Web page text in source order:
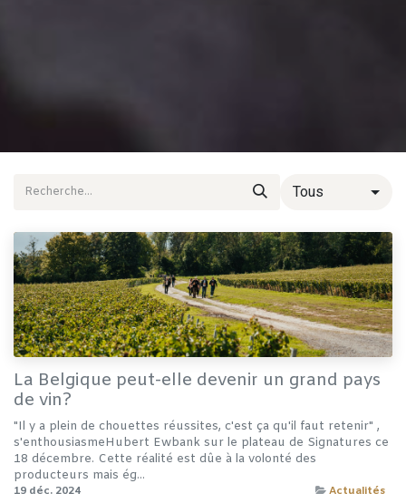
Tous
La Belgique peut-elle devenir un grand pays
de vin?
"Il y a plein de chouettes réussites, c'est ça qu'il faut retenir" ,
s'enthousiasmeHubert Ewbank sur le plateau de Signatures ce
18 décembre. Cette réalité est dûe à la volonté des
producteurs mais ég...
19 déc. 2024 Actualités